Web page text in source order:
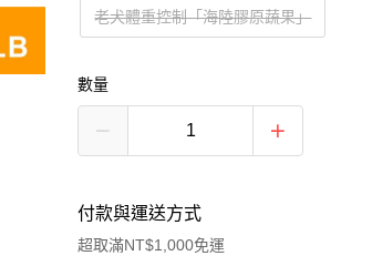
老犬體重控制「海陸膠原蔬果」
數量
付款與運送方式
超取滿NT$1,000免運